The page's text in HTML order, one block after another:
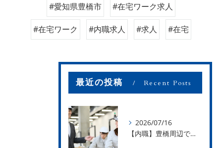
#愛知県豊橋市 #在宅ワーク求人
#在宅ワーク #内職求人 #求人 #在宅
最近の投稿 Recent Posts
2026/07/16
【内職】豊橋周辺で内職のお仕事を探している方募集中！【お仕事の内容】